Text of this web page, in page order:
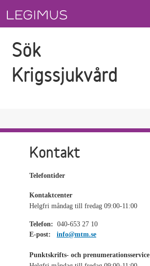
Sök
Krigssjukvård
Kontakt
Telefontider
Kontaktcenter
Helgfri måndag till fredag 09:00-11:00
Telefon: 040-653 27 10
E-post:
info@mtm.se
Punktskrifts- och prenumerationsservice